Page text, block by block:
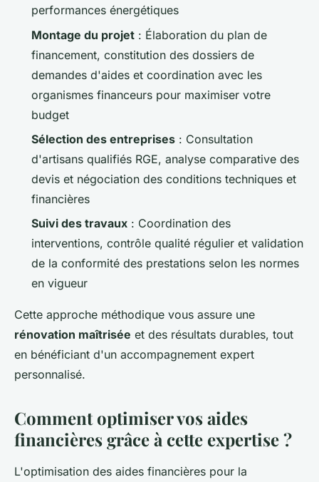
performances énergétiques
Montage du projet : Élaboration du plan de
financement, constitution des dossiers de
demandes d'aides et coordination avec les
organismes financeurs pour maximiser votre
budget
Sélection des entreprises : Consultation
d'artisans qualifiés RGE, analyse comparative des
devis et négociation des conditions techniques et
financières
Suivi des travaux : Coordination des
interventions, contrôle qualité régulier et validation
de la conformité des prestations selon les normes
en vigueur
Cette approche méthodique vous assure une
rénovation maîtrisée et des résultats durables, tout
en bénéficiant d'un accompagnement expert
personnalisé.
Comment optimiser vos aides
financières grâce à cette expertise ?
L'optimisation des aides financières pour la